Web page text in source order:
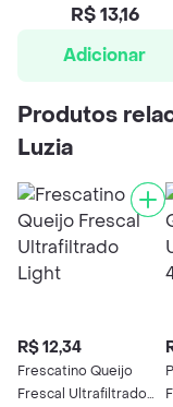
R$ 13,16
Adicionar
Produtos
Luzia
R$ 12,34
Frescatino Queijo
Frescal Ultrafiltrado